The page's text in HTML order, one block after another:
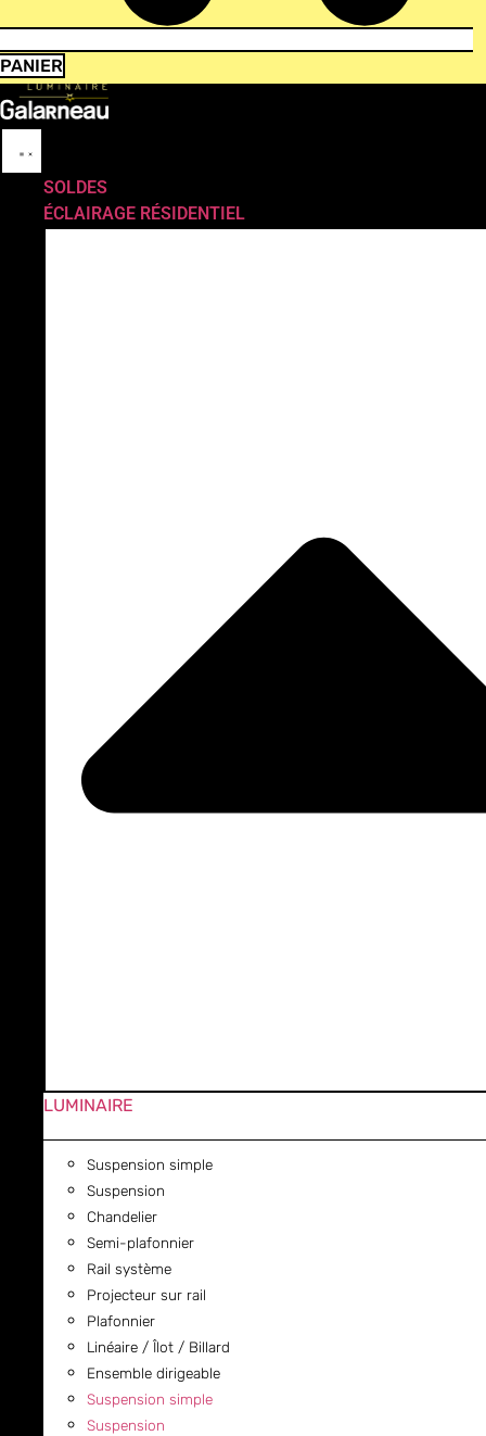
PANIER
SOLDES
ÉCLAIRAGE RÉSIDENTIEL
LUMINAIRE
Suspension simple
Suspension
Chandelier
Semi-plafonnier
Rail système
Projecteur sur rail
Plafonnier
Linéaire / Îlot / Billard
Ensemble dirigeable
Suspension simple
Suspension